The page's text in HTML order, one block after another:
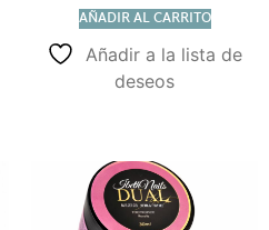
AÑADIR AL CARRITO
Añadir a la lista de
deseos